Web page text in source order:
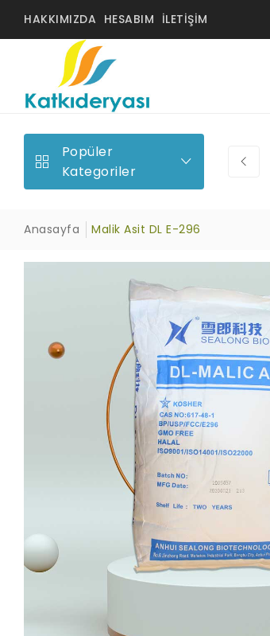
HAKKIMIZDA HESABIM İLETIŞIM
Popüler
Kategoriler
Anasayfa Malik Asit DL E-296